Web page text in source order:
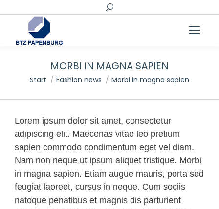
Search:
MORBI IN MAGNA SAPIEN
Sie befinden sich hier:
Start Fashion news Morbi in magna sapien
Lorem ipsum dolor sit amet, consectetur
adipiscing elit. Maecenas vitae leo pretium
sapien commodo condimentum eget vel diam.
Nam non neque ut ipsum aliquet tristique. Morbi
in magna sapien. Etiam augue mauris, porta sed
feugiat laoreet, cursus in neque. Cum sociis
natoque penatibus et magnis dis parturient